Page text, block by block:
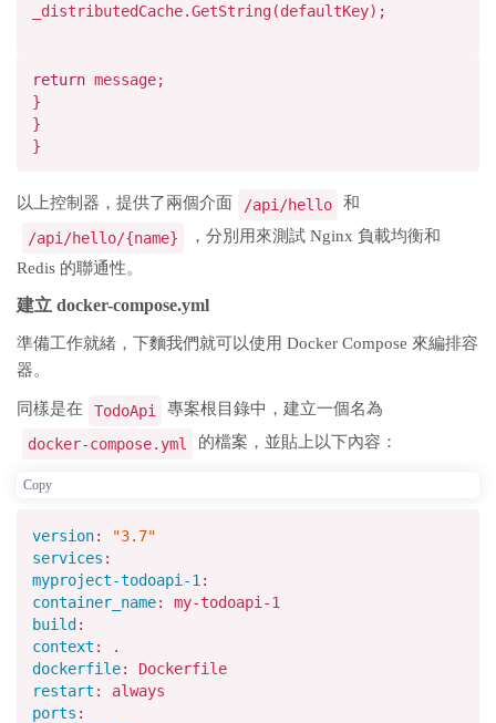
_distributedCache.GetString(defaultKey);
returnmessage;
}
}
}
以上控制器，提供了兩個介面 /api/hello
和
/api/hello/{name}
，分別用來測試 Nginx 負載均衡和
Redis 的聯通性。
建立 docker-compose.yml
準備工作就緒，下麵我們就可以使用 Docker Compose 來編排容
器。
同樣是在 TodoApi
專案根目錄中，建立一個名為
docker-compose.yml
的檔案，並貼上以下內容：
Copy
version:
"3.7"
services :
myproject-todoapi-1 :
container_name: my-todoapi-1
build:
context : .
dockerfile: Dockerfile
restart : always
ports :